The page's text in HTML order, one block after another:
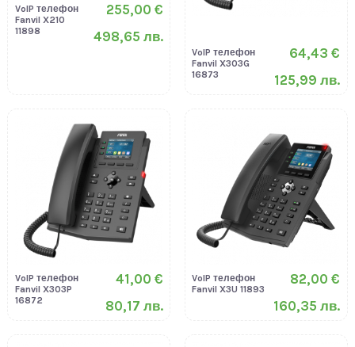
VoIP телефон
Fanvil X210
11898
255,00 €
498,65 лв.
VoIP телефон
Fanvil X303G
16873
64,43 €
125,99 лв.
VoIP телефон
Fanvil X303P
16872
41,00 €
80,17 лв.
VoIP телефон
Fanvil X3U 11893
82,00 €
160,35 лв.